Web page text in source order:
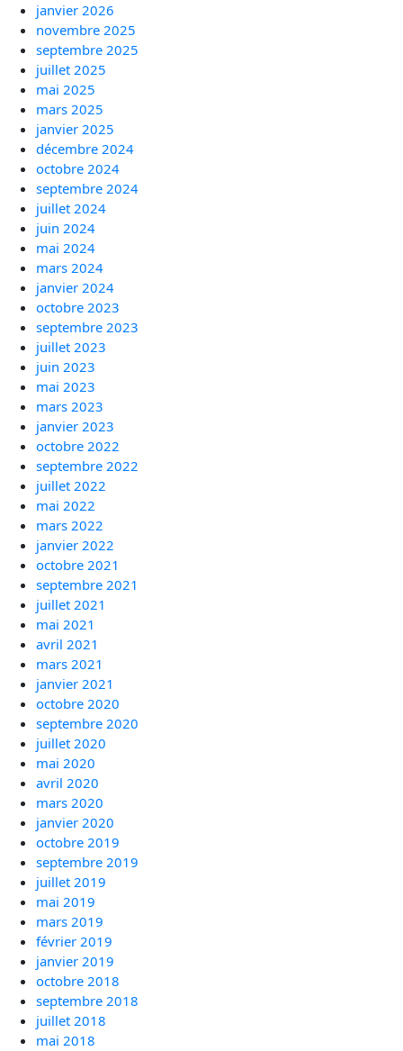
janvier 2026
novembre 2025
septembre 2025
juillet 2025
mai 2025
mars 2025
janvier 2025
décembre 2024
octobre 2024
septembre 2024
juillet 2024
juin 2024
mai 2024
mars 2024
janvier 2024
octobre 2023
septembre 2023
juillet 2023
juin 2023
mai 2023
mars 2023
janvier 2023
octobre 2022
septembre 2022
juillet 2022
mai 2022
mars 2022
janvier 2022
octobre 2021
septembre 2021
juillet 2021
mai 2021
avril 2021
mars 2021
janvier 2021
octobre 2020
septembre 2020
juillet 2020
mai 2020
avril 2020
mars 2020
janvier 2020
octobre 2019
septembre 2019
juillet 2019
mai 2019
mars 2019
février 2019
janvier 2019
octobre 2018
septembre 2018
juillet 2018
mai 2018